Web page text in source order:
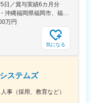
日／賞与実績6カ月分
【転勤無／希望勤務地へ配属】■九州・沖縄福岡県福岡市、福岡県北九州市、福岡県久留米市、佐賀県佐賀市、佐賀県鳥栖市、長崎県西彼杵郡長与町、長崎県佐世保市、熊本県熊本市、熊本県球磨郡あさぎり町、大分県大分市、宮崎県宮崎市、鹿児島県鹿児島市、鹿児島県鹿屋市、沖縄県浦添市、沖縄県名護市 ■中国山口県山口市、山口県下関市、広島県広島市、広島県福山市、岡山県岡山市、鳥取県鳥取市、鳥取県境港市、島根県松江市 ■四国愛媛県松山市、香川県高松市、徳島県徳島市、高知県高知市 ■東海愛知県名古屋市、三重県四日市市、静岡県静岡市、静岡県浜松市、岐阜県羽島市 ■関西大阪府大阪市、大阪府堺市、兵庫県神戸市、兵庫県姫路市、奈良県奈良市、京都府京都市 ■関東東京都中央区、埼玉県川口市、埼玉県久喜市、埼玉県さいたま市、神奈川県横浜市、神奈川県相模原市、千葉県千葉市 ■東北宮城県仙台市、宮城県石巻市、山形県山形市、福島県郡山市 ※受動喫煙対策あり
万円
気になる
ステムズ
事（採用、教育など）